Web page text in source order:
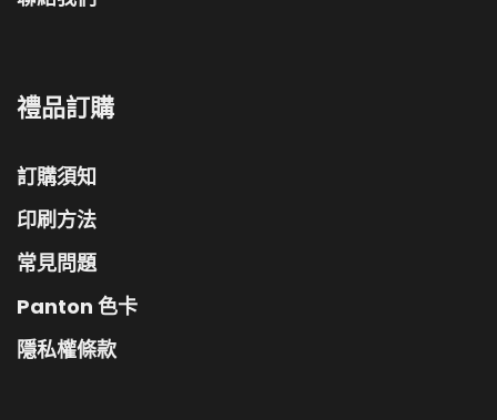
禮品訂購
訂購須知
印刷方法
常見問題
Panton 色卡
隱私權條款